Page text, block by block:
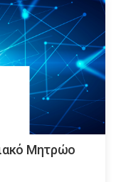
Μητρώο